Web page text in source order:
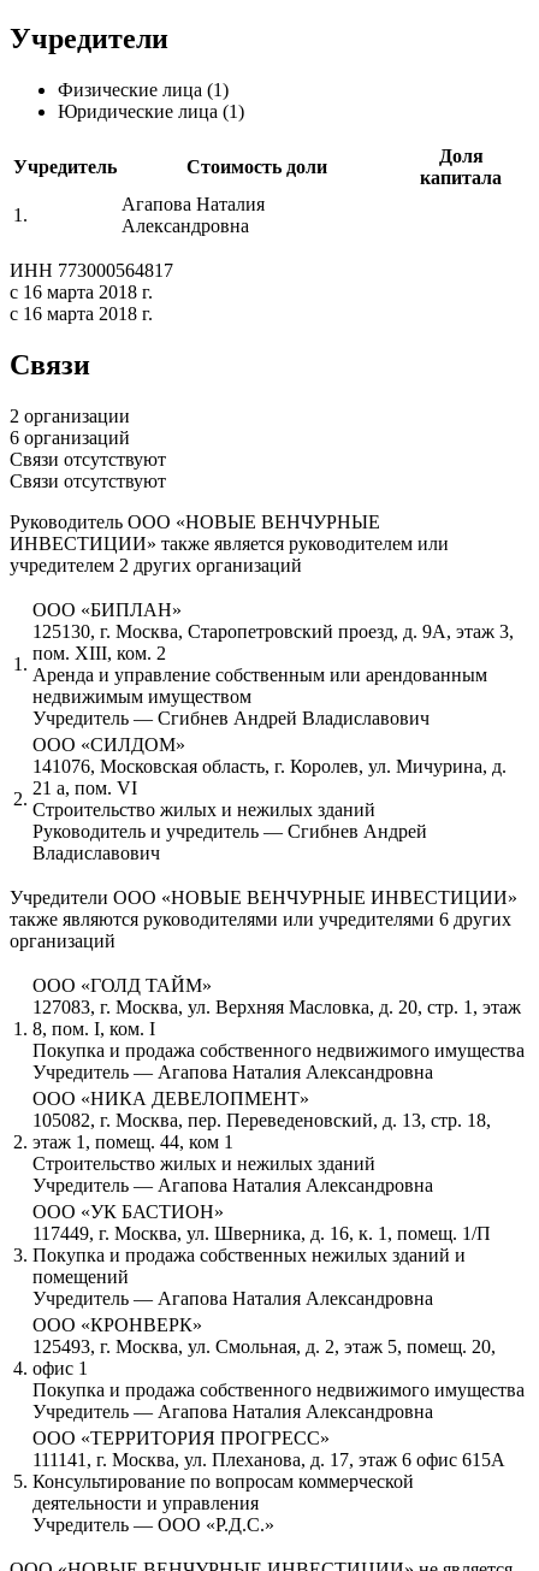
Учредители
Физические лица (1)
Юридические лица (1)
Учредитель Стоимость доли
Доля
капитала
1.
Агапова Наталия
Александровна
ИНН 773000564817
с 16 марта 2018 г.
с 16 марта 2018 г.
Связи
2 организации
6 организаций
Связи отсутствуют
Связи отсутствуют
Руководитель ООО «НОВЫЕ ВЕНЧУРНЫЕ
ИНВЕСТИЦИИ» также является руководителем или
учредителем 2 других организаций
1.
ООО «БИПЛАН»
125130, г. Москва, Старопетровский проезд, д. 9А, этаж 3,
пом. XIII, ком. 2
Аренда и управление собственным или арендованным
недвижимым имуществом
Учредитель — Сгибнев Андрей Владиславович
2.
ООО «СИЛДОМ»
141076, Московская область, г. Королев, ул. Мичурина, д.
21 а, пом. VI
Строительство жилых и нежилых зданий
Руководитель и учредитель — Сгибнев Андрей
Владиславович
Учредители ООО «НОВЫЕ ВЕНЧУРНЫЕ ИНВЕСТИЦИИ»
также являются руководителями или учредителями 6 других
организаций
1.
ООО «ГОЛД ТАЙМ»
127083, г. Москва, ул. Верхняя Масловка, д. 20, стр. 1, этаж
8, пом. I, ком. I
Покупка и продажа собственного недвижимого имущества
Учредитель — Агапова Наталия Александровна
2.
ООО «НИКА ДЕВЕЛОПМЕНТ»
105082, г. Москва, пер. Переведеновский, д. 13, стр. 18,
этаж 1, помещ. 44, ком 1
Строительство жилых и нежилых зданий
Учредитель — Агапова Наталия Александровна
3.
ООО «УК БАСТИОН»
117449, г. Москва, ул. Шверника, д. 16, к. 1, помещ. 1/П
Покупка и продажа собственных нежилых зданий и
помещений
Учредитель — Агапова Наталия Александровна
4.
ООО «КРОНВЕРК»
125493, г. Москва, ул. Смольная, д. 2, этаж 5, помещ. 20,
офис 1
Покупка и продажа собственного недвижимого имущества
Учредитель — Агапова Наталия Александровна
5.
ООО «ТЕРРИТОРИЯ ПРОГРЕСС»
111141, г. Москва, ул. Плеханова, д. 17, этаж 6 офис 615А
Консультирование по вопросам коммерческой
деятельности и управления
Учредитель — ООО «Р.Д.С.»